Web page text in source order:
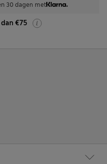
30 dagen met
€75